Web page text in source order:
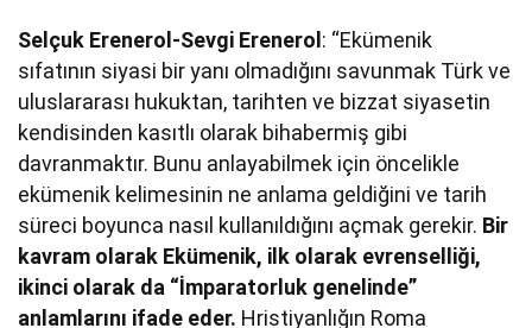
Selçuk Erenerol-Sevgi Erenerol : “Ekümenik
sıfatının siyasi bir yanı olmadığını savunmak Türk ve
uluslararası hukuktan, tarihten ve bizzat siyasetin
kendisinden kasıtlı olarak bihabermiş gibi
davranmaktır. Bunu anlayabilmek için öncelikle
ekümenik kelimesinin ne anlama geldiğini ve tarih
süreci boyunca nasıl kullanıldığını açmak gerekir. Bir
kavram olarak Ekümenik, ilk olarak evrenselliği,
ikinci olarak da “İmparatorluk genelinde”
anlamlarını ifade eder. Hristiyanlığın Roma